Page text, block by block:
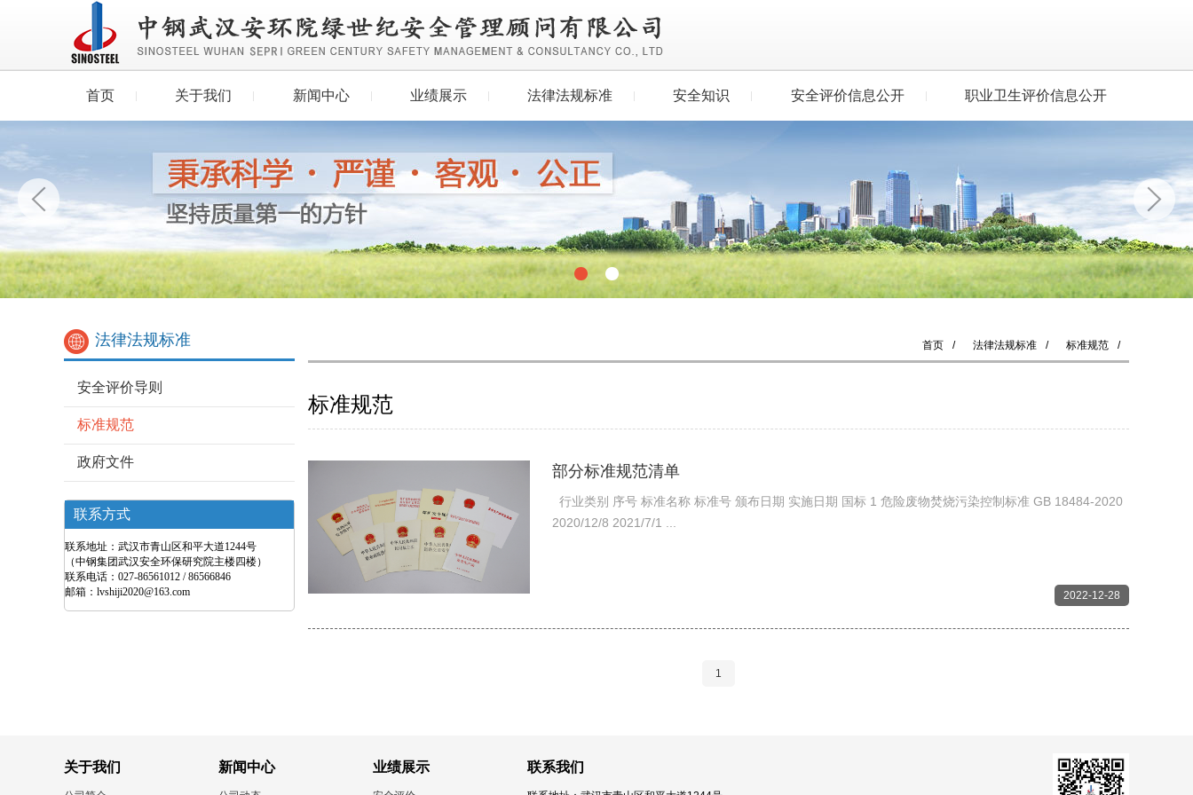
首页 关于我们 新闻中心 业绩展示 法律法规标准 安全知识 安全评价信息公开 职业卫生评价信息公开
法律法规标准
安全评价导则
标准规范
政府文件
联系方式
联系地址：武汉市青山区和平大道1244号
（中钢集团武汉安全环保研究院主楼四楼）
联系电话：027-86561012 / 86566846
邮箱：lvshiji2020@163.com
首页 / 法律法规标准 / 标准规范 /
标准规范
部分标准规范清单
行业类别 序号 标准名称 标准号 颁布日期 实施日期 国标 1 危险废物焚烧污染控制标准 GB 18484-2020
2020/12/8 2021/7/1 ...
2022-12-28
1
关于我们 新闻中心 业绩展示 联系我们